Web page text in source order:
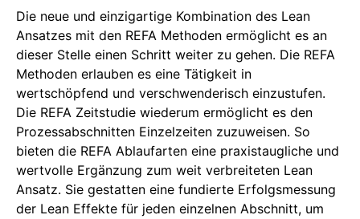
Die neue und einzigartige Kombination des Lean
Ansatzes mit den REFA Methoden ermöglicht es an
dieser Stelle einen Schritt weiter zu gehen. Die REFA
Methoden erlauben es eine Tätigkeit in
wertschöpfend und verschwenderisch einzustufen.
Die REFA Zeitstudie wiederum ermöglicht es den
Prozessabschnitten Einzelzeiten zuzuweisen. So
bieten die REFA Ablaufarten eine praxistaugliche und
wertvolle Ergänzung zum weit verbreiteten Lean
Ansatz. Sie gestatten eine fundierte Erfolgsmessung
der Lean Effekte für jeden einzelnen Abschnitt, um